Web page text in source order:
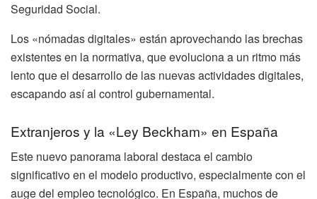
Seguridad Social.
Los «nómadas digitales» están aprovechando las brechas
existentes en la normativa, que evoluciona a un ritmo más
lento que el desarrollo de las nuevas actividades digitales,
escapando así al control gubernamental.
Extranjeros y la «Ley Beckham» en España
Este nuevo panorama laboral destaca el cambio
significativo en el modelo productivo, especialmente con el
auge del empleo tecnológico. En España, muchos de